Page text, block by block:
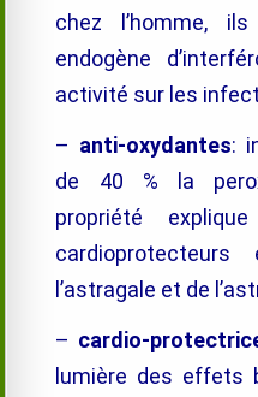
chez l’homme,
endogène
activité sur les
– anti-oxydantes:
de 40 % la
propriété
l’astragale et de
– cardio-
lumière des effets